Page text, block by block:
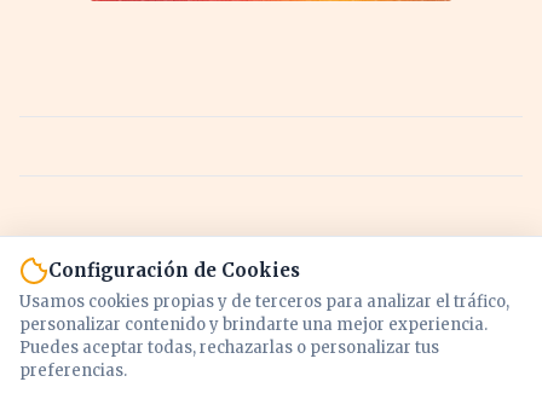
Configuración de Cookies
Usamos cookies propias y de terceros para analizar el tráfico,
personalizar contenido y brindarte una mejor experiencia.
Puedes aceptar todas, rechazarlas o personalizar tus
preferencias.